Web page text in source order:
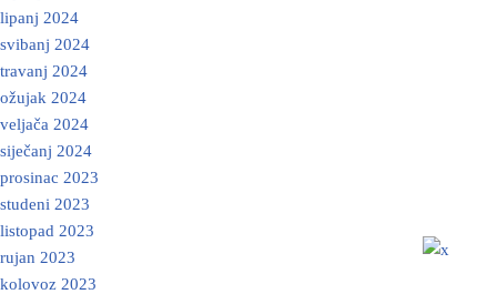
lipanj 2024
svibanj 2024
travanj 2024
ožujak 2024
veljača 2024
siječanj 2024
prosinac 2023
studeni 2023
listopad 2023
rujan 2023
kolovoz 2023